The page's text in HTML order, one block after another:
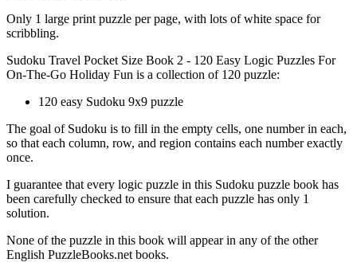
Only 1 large print puzzle per page, with lots of white space for
scribbling.
Sudoku Travel Pocket Size Book 2 - 120 Easy Logic Puzzles For
On-The-Go Holiday Fun is a collection of 120 puzzle:
120 easy Sudoku 9x9 puzzle
The goal of Sudoku is to fill in the empty cells, one number in each,
so that each column, row, and region contains each number exactly
once.
I guarantee that every logic puzzle in this Sudoku puzzle book has
been carefully checked to ensure that each puzzle has only 1
solution.
None of the puzzle in this book will appear in any of the other
English PuzzleBooks.net books.